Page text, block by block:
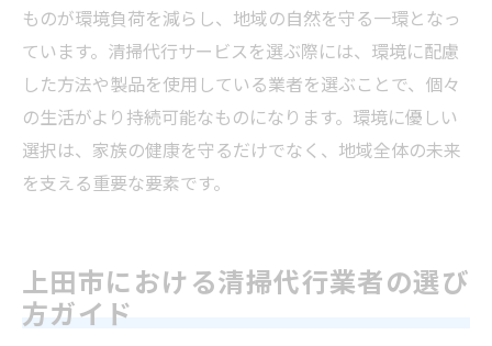
ものが環境負荷を減らし、地域の自然を守る一環となっ
ています。清掃代行サービスを選ぶ際には、環境に配慮
した方法や製品を使用している業者を選ぶことで、個々
の生活がより持続可能なものになります。環境に優しい
選択は、家族の健康を守るだけでなく、地域全体の未来
を支える重要な要素です。
上田市における清掃代行業者の選び
方ガイド